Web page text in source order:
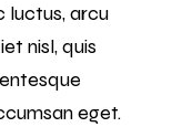
luctus, arcu
nisl, quis
eget.